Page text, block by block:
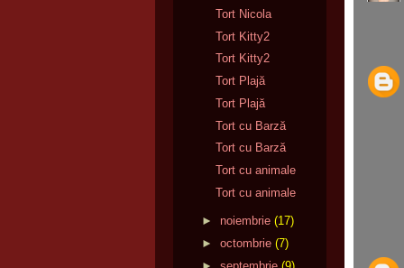
Tort Nicola
Tort Kitty2
Tort Kitty2
Tort Plajă
Tort Plajă
Tort cu Barză
Tort cu Barză
Tort cu animale
Tort cu animale
► noiembrie (17)
► octombrie (7)